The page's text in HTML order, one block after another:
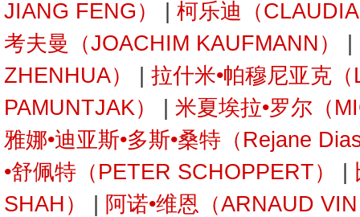
JIANG FENG）
柯乐迪（
考夫曼（JOACHIM KAUFMANN）
ZHENHUA）
拉什米•帕穆尼亚克
PAMUNTJAK）
米夏埃拉•罗尔（
雅娜•迪亚斯•多斯•桑特（Rejane
•舒佩特（PETER SCHOPPERT）
SHAH）
阿诺•维恩（ARNAUD